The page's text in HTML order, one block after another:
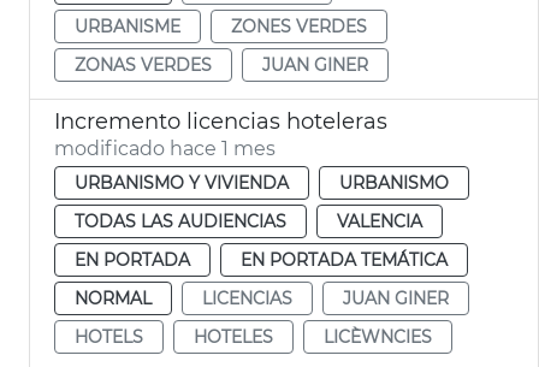
URBANISME
ZONES VERDES
ZONAS VERDES
JUAN GINER
Incremento licencias hoteleras
modificado hace 1 mes
URBANISMO Y VIVIENDA
URBANISMO
TODAS LAS AUDIENCIAS
VALENCIA
EN PORTADA
EN PORTADA TEMÁTICA
NORMAL
LICENCIAS
JUAN GINER
HOTELS
HOTELES LICÈWNCIES